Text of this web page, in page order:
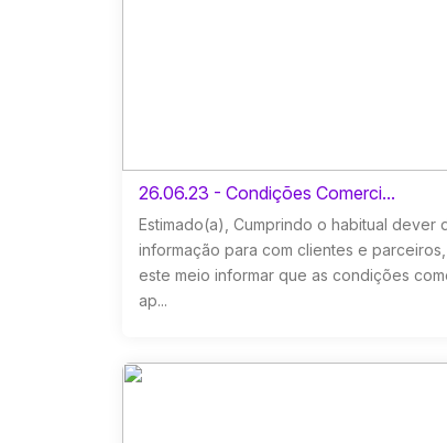
26.06.23 - Condições Comerci...
Estimado(a), Cumprindo o habitual dever
informação para com clientes e
este meio informar que as condições
ap...